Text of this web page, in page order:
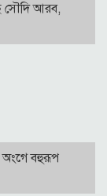
সৌদি আরব,
অংগে বহুরূপ